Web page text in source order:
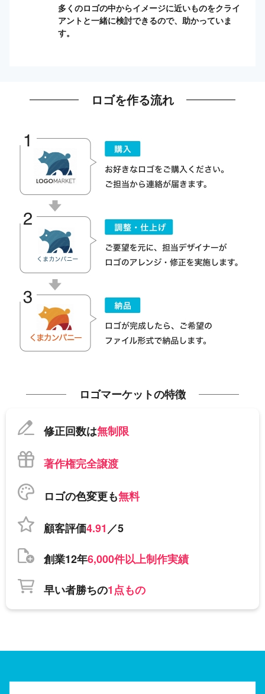
多くのロゴの中からイメージに近いものをクライ
アントと一緒に検討できるので、助かっていま
す。
ロゴを作る流れ
ロゴマーケットの特徴
修正回数は無制限
著作権完全譲渡
ロゴの色変更も無料
顧客評価4.91／5
創業12年6,000件以上制作実績
早い者勝ちの1点もの